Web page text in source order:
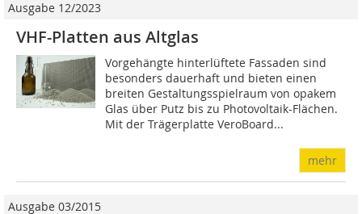
Ausgabe 12/2023
VHF-Platten aus Altglas
Vorgehängte hinterlüftete Fassaden sind
besonders dauerhaft und bieten einen
breiten Gestaltungsspielraum von opakem
Glas über Putz bis zu Photovoltaik-Flächen.
Mit der Trägerplatte VeroBoard...
mehr
Ausgabe 03/2015